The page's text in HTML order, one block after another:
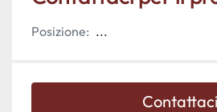
Posizione: ...
Contattaci